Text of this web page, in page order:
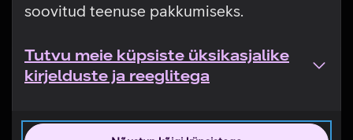
soovitud teenuse pakkumiseks.
Tutvu meie küpsiste üksikasjalike
kirjelduste ja reeglitega